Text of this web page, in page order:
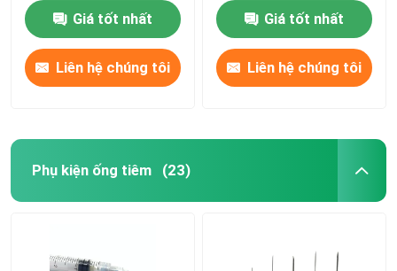
Giá tốt nhất
Liên hệ chúng tôi
Giá tốt nhất
Liên hệ chúng tôi
Phụ kiện ống tiêm (23)